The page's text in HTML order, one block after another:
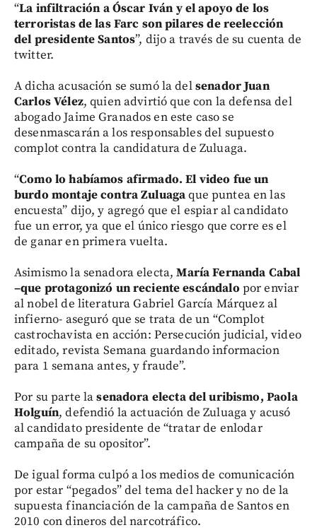
“La infiltración a Óscar Iván y el apoyo de los
terroristas de las Farc son pilares de reelección
del presidente Santos”, dijo a través de su cuenta de
twitter.
A dicha acusación se sumó la delsenador Juan
Carlos Vélez, quien advirtió que con la defensa del
abogado Jaime Granados en este caso se
desenmascarán a los responsables del supuesto
complot contra la candidatura de Zuluaga.
“Como lo habíamos afirmado. El video fue un
burdo montaje contra Zuluagaque puntea en las
encuesta” dijo, y agregó que el espiar al candidato
fue un error, ya que el único riesgo que corre es el
de ganar en primera vuelta.
Asimismo la senadora electa,María Fernanda Cabal
–que protagonizó un reciente escándalo por enviar
al nobel de literatura Gabriel García Márquez al
infierno- aseguró que se trata de un “Complot
castrochavista en acción: Persecución judicial, video
editado, revista Semana guardando informacion
para 1 semana antes, y fraude”.
Por su parte lasenadora electa del uribismo, Paola
Holguín, defendió la actuación de Zuluaga y acusó
al candidato presidente de “tratar de enlodar
campaña de su opositor”.
De igual forma culpó a los medios de comunicación
por estar “pegados” del tema del hacker y no de la
supuesta financiación de la campaña de Santos en
2010 con dineros del narcotráfico.